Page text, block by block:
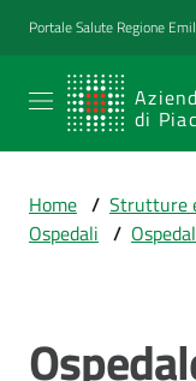
Vai al contenuto
Vai alla navigazione
Vai al footer
Portale Salute Regione
di
SERVIZIO
SANITARIO
Emilia-
Romagna
Home / Strutture
Ospedali /
Salta al contenuto